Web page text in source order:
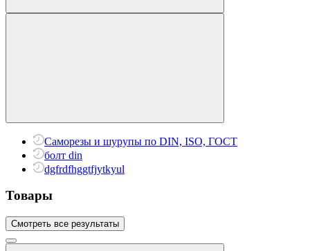
Саморезы и шурупы по DIN, ISO, ГОСТ
болт din
dgfrdfhggtfjytkyul
Товары
Смотреть все результаты